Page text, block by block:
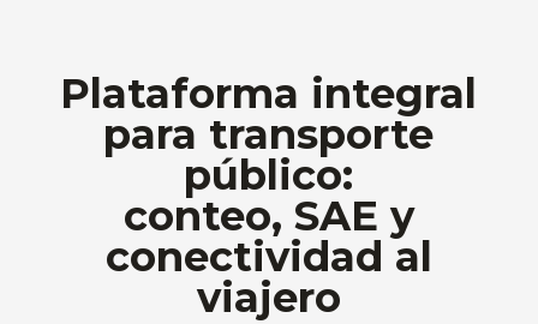
Plataforma integral
para transporte
público:
conteo, SAE y
conectividad al
viajero